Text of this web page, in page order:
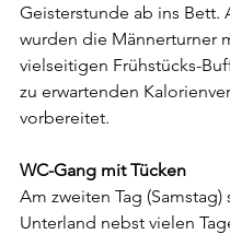
Geisterstunde ab ins Bett.
wurden die Männerturner
vielseitigen Frühstücks-
zu erwartenden
vorbereitet.
WC-Gang mit Tücken
Am zweiten Tag (Samstag)
Unterland nebst vielen